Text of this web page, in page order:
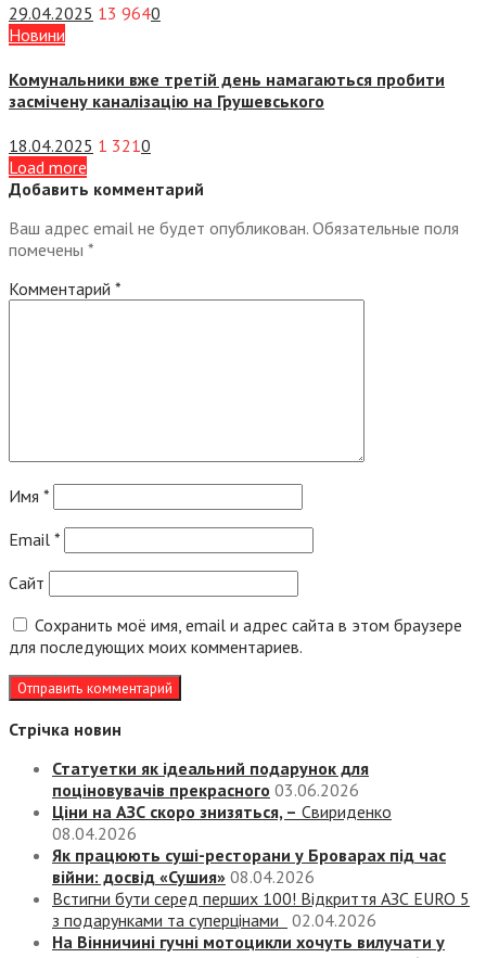
29.04.2025 13 9640
Новини
Комунальники вже третій день намагаються пробити
засмічену каналізацію на Грушевського
18.04.2025 1 3210
Load more
Добавить комментарий
Ваш адрес email не будет опубликован. Обязательные поля
помечены *
Комментарий *
Имя *
Email *
Сайт
Сохранить моё имя, email и адрес сайта в этом браузере
для последующих моих комментариев.
Стрічка новин
Статуетки як ідеальний подарунок для
поціновувачів прекрасного 03.06.2026
Ціни на АЗС скоро знизяться, – Свириденко
08.04.2026
Як працюють суші-ресторани у Броварах під час
війни: досвід «Сушия» 08.04.2026
Встигни бути серед перших 100! Відкриття АЗС EURO 5
з подарунками та суперцінами
02.04.2026
На Вінничині гучні мотоцикли хочуть вилучати у